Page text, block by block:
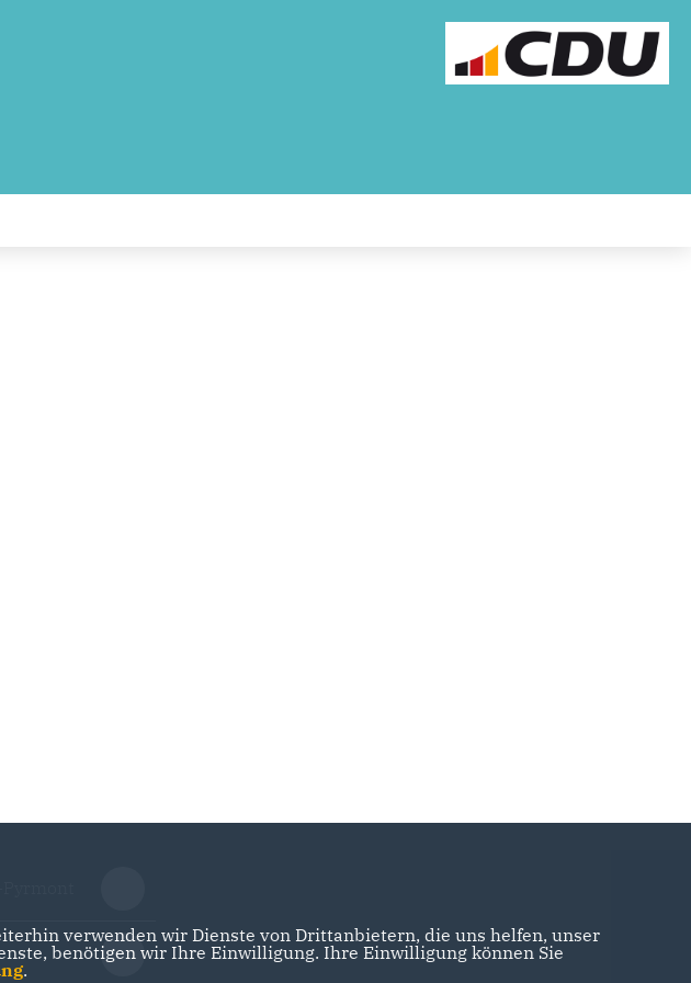
verwenden wir Dienste von Drittanbietern, die uns helfen, unser
benötigen wir Ihre Einwilligung. Ihre Einwilligung können Sie
.